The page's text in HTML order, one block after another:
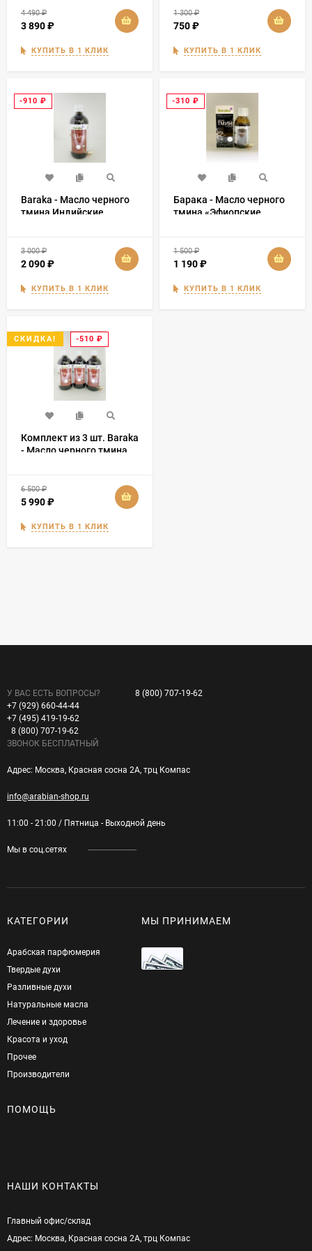
4 490₽
3 890₽
КУПИТЬ В 1 КЛИК
1 300₽
750₽
КУПИТЬ В 1 КЛИК
-910 ₽
Baraka - Масло черного
тмина Индийские
3 000₽
2 090₽
КУПИТЬ В 1 КЛИК
-310 ₽
Барака - Масло черного
тмина «Эфиопские
1 500₽
1 190₽
КУПИТЬ В 1 КЛИК
СКИДКА! -510 ₽
Комплект из 3 шт. Baraka
- Масло черного тмина
6 500₽
5 990₽
КУПИТЬ В 1 КЛИК
У ВАС ЕСТЬ ВОПРОСЫ?
+7 (929) 660-44-44
+7 (495) 419-19-62
8 (800) 707-19-62
ЗВОНОК БЕСПЛАТНЫЙ
8 (800) 707-19-62
Адрес: Москва, Красная сосна 2А, трц Компас
info@arabian-shop.ru
11:00 - 21:00 / Пятница - Выходной день
Мы в соц.сетях
КАТЕГОРИИ
Арабская парфюмерия
Твердые духи
Разливные духи
Натуральные масла
Лечение и здоровье
Красота и уход
Прочее
Производители
МЫ ПРИНИМАЕМ
ПОМОЩЬ
НАШИ КОНТАКТЫ
Главный офис/cклад
Адрес: Москва, Красная сосна 2А, трц Компас